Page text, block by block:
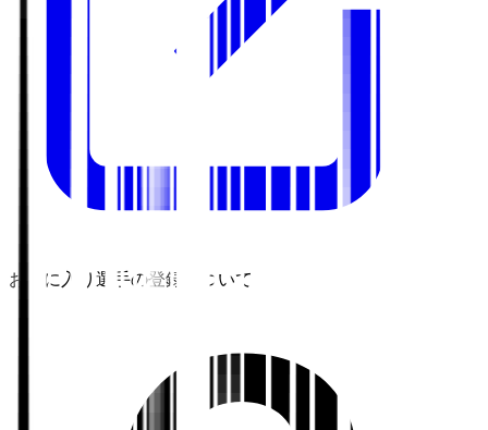
お気に入り選手の登録について